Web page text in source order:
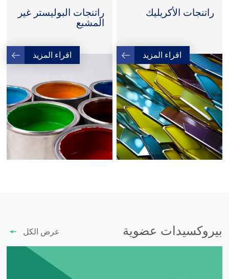
راتنجات الأكريليك
اقراء المزيد
راتنجات البوليستر غير
المشبع
اقراء المزيد
بيروكسيدات عضوية عرض الكل